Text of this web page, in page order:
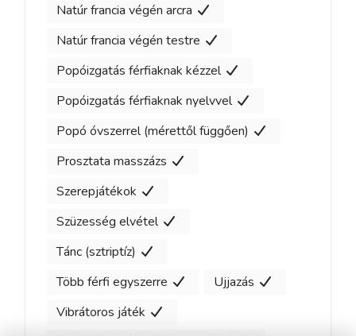
Natúr francia végén arcra
Natúr francia végén testre
Popóizgatás férfiaknak kézzel
Popóizgatás férfiaknak nyelvvel
Popó óvszerrel (mérettől függően)
Prosztata masszázs
Szerepjátékok
Szüzesség elvétel
Tánc (sztriptíz)
Több férfi egyszerre
Ujjazás
Vibrátoros játék